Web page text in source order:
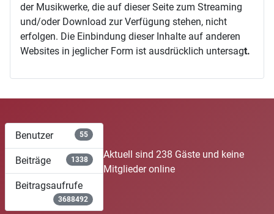
der Musikwerke, die auf dieser Seite zum Streaming
und/oder Download zur Verfügung stehen, nicht
erfolgen. Die Einbindung dieser Inhalte auf anderen
Websites in jeglicher Form ist ausdrücklich untersagt.
Benutzer 55
Beiträge 1338
Beitragsaufrufe
3688492
Aktuell sind 238 Gäste und keine
Mitglieder online